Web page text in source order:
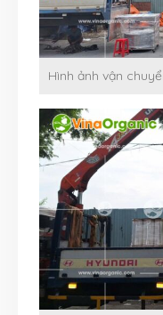
Hình ảnh vận